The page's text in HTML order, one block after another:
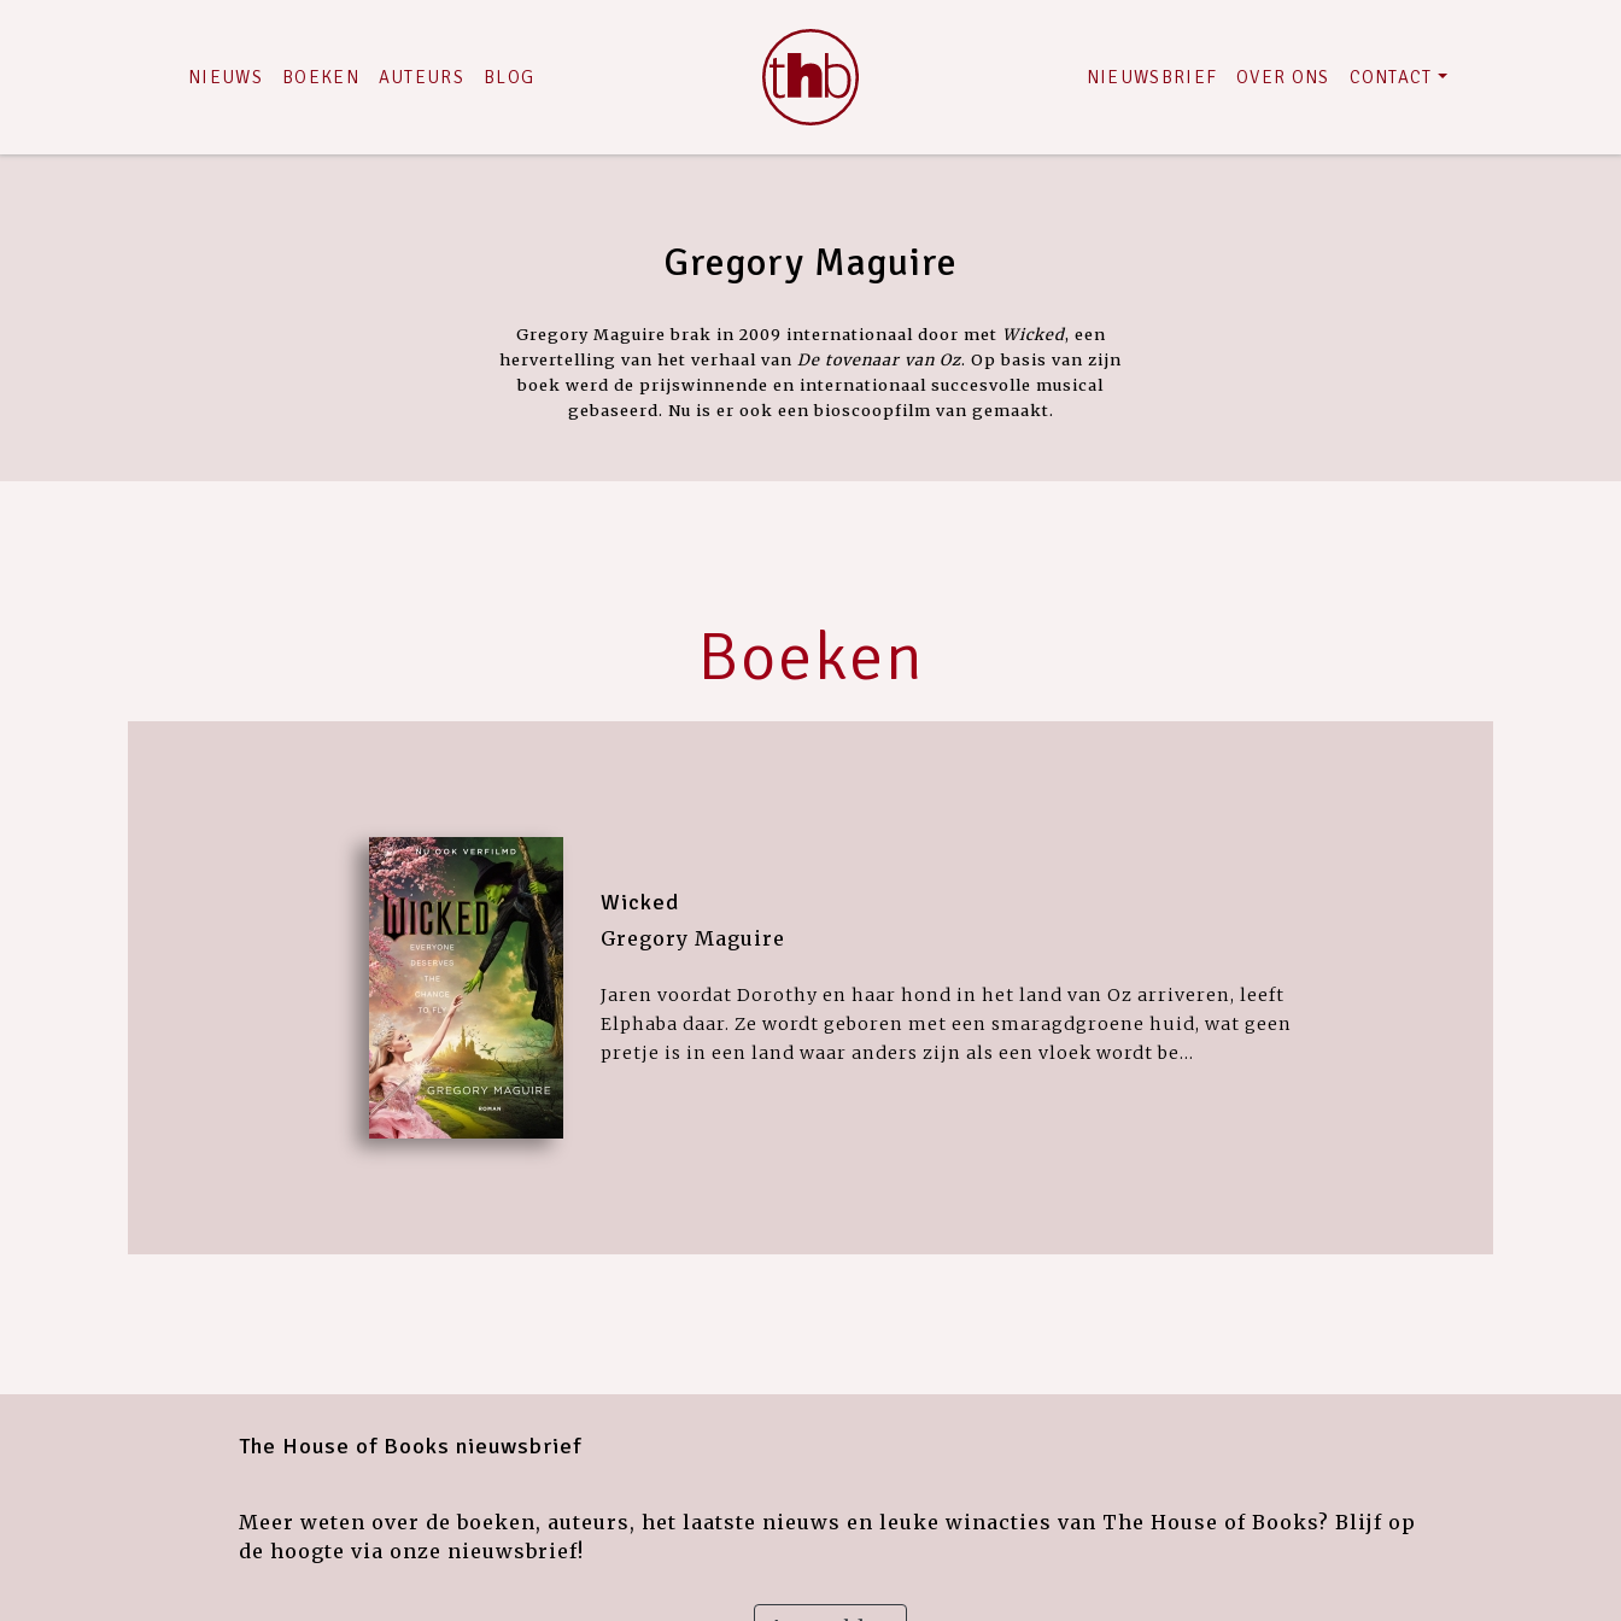
NIEUWS BOEKEN AUTEURS BLOG NIEUWSBRIEF OVER ONS CONTACT
Gregory Maguire
Gregory Maguire brak in 2009 internationaal door met Wicked, een
hervertelling van het verhaal van De tovenaar van Oz. Op basis van zijn
boek werd de prijswinnende en internationaal succesvolle musical
gebaseerd. Nu is er ook een bioscoopfilm van gemaakt.
Boeken
Wicked
Gregory Maguire
Jaren voordat Dorothy en haar hond in het land van Oz arriveren, leeft
Elphaba daar. Ze wordt geboren met een smaragdgroene huid, wat geen
pretje is in een land waar anders zijn als een vloek wordt be...
The House of Books nieuwsbrief
Meer weten over de boeken, auteurs, het laatste nieuws en leuke winacties van The House of Books? Blijf op
de hoogte via onze nieuwsbrief!